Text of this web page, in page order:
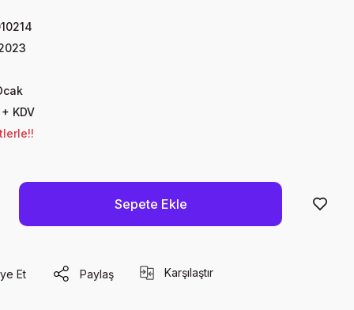
KDV
Sepete Ekle
Et Paylaş Karşılaştır